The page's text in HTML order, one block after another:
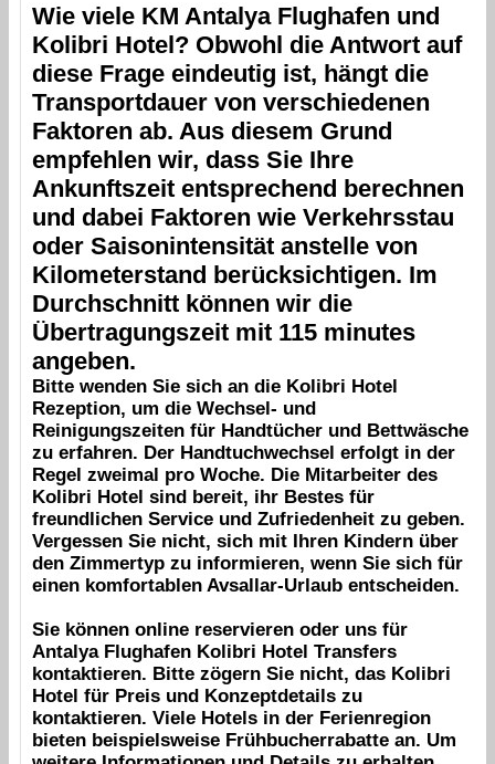
Wie viele KM Antalya Flughafen und
Kolibri Hotel? Obwohl die Antwort auf
diese Frage eindeutig ist, hängt die
Transportdauer von verschiedenen
Faktoren ab. Aus diesem Grund
empfehlen wir, dass Sie Ihre
Ankunftszeit entsprechend berechnen
und dabei Faktoren wie Verkehrsstau
oder Saisonintensität anstelle von
Kilometerstand berücksichtigen. Im
Durchschnitt können wir die
Übertragungszeit mit 115 minutes
angeben.
Bitte wenden Sie sich an die Kolibri Hotel
Rezeption, um die Wechsel- und
Reinigungszeiten für Handtücher und Bettwäsche
zu erfahren. Der Handtuchwechsel erfolgt in der
Regel zweimal pro Woche. Die Mitarbeiter des
Kolibri Hotel sind bereit, ihr Bestes für
freundlichen Service und Zufriedenheit zu geben.
Vergessen Sie nicht, sich mit Ihren Kindern über
den Zimmertyp zu informieren, wenn Sie sich für
einen komfortablen Avsallar-Urlaub entscheiden.
Sie können online reservieren oder uns für
Antalya Flughafen Kolibri Hotel Transfers
kontaktieren. Bitte zögern Sie nicht, das Kolibri
Hotel für Preis und Konzeptdetails zu
kontaktieren. Viele Hotels in der Ferienregion
bieten beispielsweise Frühbucherrabatte an. Um